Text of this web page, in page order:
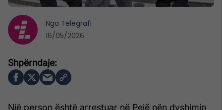
Një person është arrestuar në Pejë nën dyshimin
Nga Telegrafi
16/05/2026